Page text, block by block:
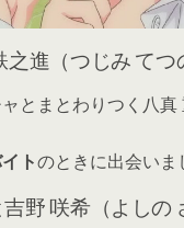
進（つじみ てつ
とまとわりつく八
トのときに出会いま
野 咲希（よしの